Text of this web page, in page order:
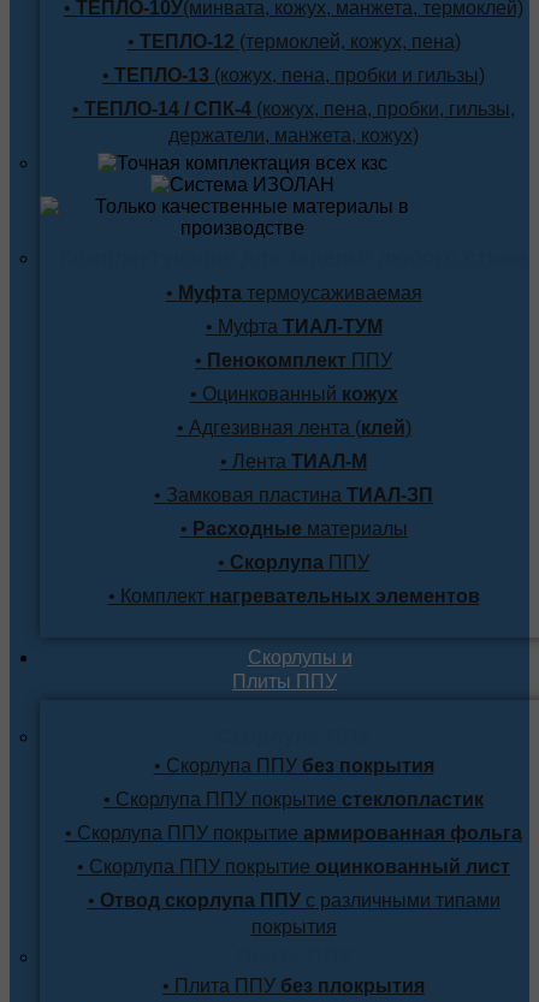
• ТЕПЛО-10У(минвата, кожух, манжета, термоклей)
• ТЕПЛО-12 (термоклей, кожух, пена)
• ТЕПЛО-13 (кожух, пена, пробки и гильзы)
• ТЕПЛО-14 / СПК-4 (кожух, пена, пробки, гильзы,
держатели, манжета, кожух)
• Муфтатермоусаживаемая
• Муфта ТИАЛ-ТУМ
• Пенокомплект ППУ
• Оцинкованный кожух
• Адгезивная лента (клей)
• Лента ТИАЛ-М
• Замковая пластина ТИАЛ-ЗП
• Расходные материалы
• Скорлупа ППУ
• Комплектнагревательных элементов
Скорлупы и
Плиты ППУ
• Скорлупа ППУбез покрытия
• Скорлупа ППУ покрытие стеклопластик
• Скорлупа ППУ покрытие армированная фольга
• Скорлупа ППУ покрытие оцинкованный лист
• Отвод скорлупа ППУс различными типами
покрытия
• Плита ППУ без плокрытия